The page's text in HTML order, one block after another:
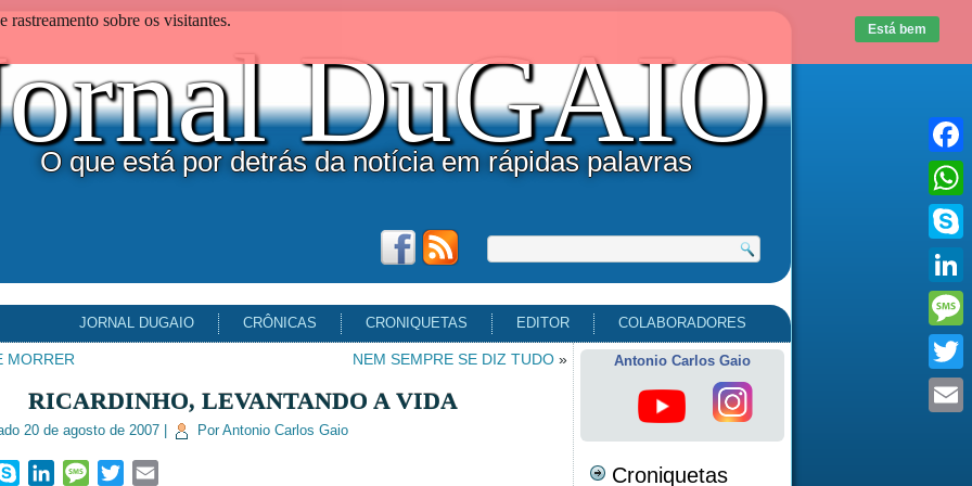
DuGAIO
O que está por detrás da notícia em rápidas palavras
JORNAL DUGAIO CRÔNICAS CRONIQUETAS EDITOR COLABORADORES
MORRER NEM SEMPRE SE DIZ TUDO»
RICARDINHO, LEVANTANDO A VIDA
20 de agosto de 2007| Por Antonio Carlos Gaio
Skype LinkedInMessage
Twitter
Antonio Carlos Gaio
Croniquetas
Skype
rastreamento sobre os visitantes. Está bem